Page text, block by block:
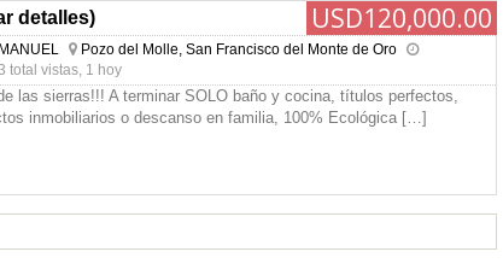
USD120,000.00
detalles)
Pozo del Molle, San Francisco del Monte de Oro
total vistas, 1 hoy
las sierras!!! A terminar SOLO baño y cocina, títulos perfectos,
inmobiliarios o descanso en familia, 100% Ecológica […]